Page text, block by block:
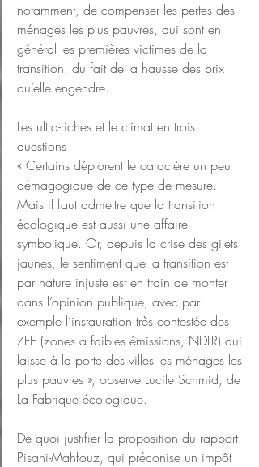
notamment, de compenser les pertes des
ménages les plus pauvres, qui sont en
général les premières victimes de la
transition, du fait de la hausse des prix
qu’elle engendre.
Les ultra-riches et le climat en trois
questions
« Certains déplorent le caractère un peu
démagogique de ce type de mesure.
Mais il faut admettre que la transition
écologique est aussi une affaire
symbolique. Or, depuis la crise des gilets
jaunes, le sentiment que la transition est
par nature injuste est en train de monter
dans l’opinion publique, avec par
exemple l’instauration très contestée des
ZFE (zones à faibles émissions, NDLR) qui
laisse à la porte des villes les ménages les
plus pauvres », observe Lucile Schmid, de
La Fabrique écologique.
De quoi justifier la proposition du rapport
Pisani-Mahfouz, qui préconise un impôt